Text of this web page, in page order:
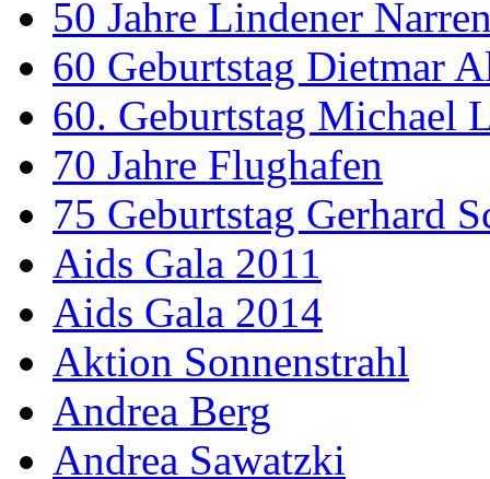
50 Jahre Lindener
60 Geburtstag Dietmar
60. Geburtstag Michael
70 Jahre Flughafen
75 Geburtstag Gerhard
Aids Gala 2011
Aids Gala 2014
Aktion Sonnenstrahl
Andrea Berg
Andrea Sawatzki